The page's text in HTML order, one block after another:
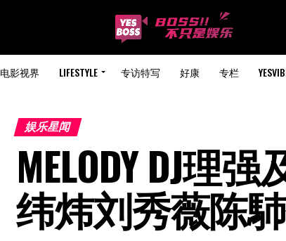
电影视界 LIFESTYLE 专访特写 好康 专栏
娱乐星闻
MELODY DJ理
纬炜刘秀薇陈